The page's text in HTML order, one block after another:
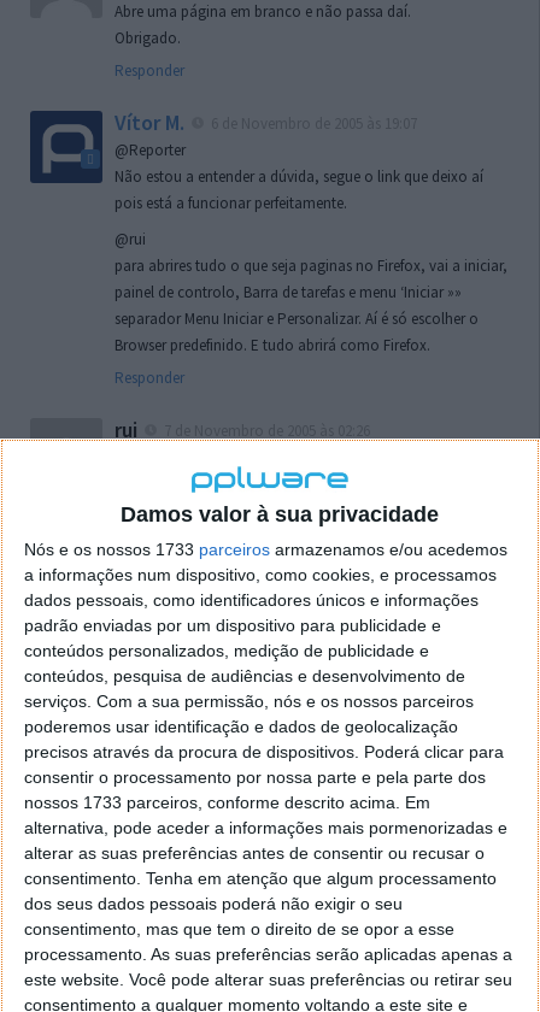
Damos valor à sua privacidade
Nós e os nossos 1733 parceiros armazenamos e/ou acedemos
a informações num dispositivo, como cookies, e processamos
dados pessoais, como identificadores únicos e informações
padrão enviadas por um dispositivo para publicidade e
conteúdos personalizados, medição de publicidade e
conteúdos, pesquisa de audiências e desenvolvimento de
serviços. Com a sua permissão, nós e os nossos parceiros
poderemos usar identificação e dados de geolocalização
precisos através da procura de dispositivos. Poderá clicar para
consentir o processamento por nossa parte e pela parte dos
nossos 1733 parceiros, conforme descrito acima. Em
alternativa, pode aceder a informações mais pormenorizadas e
alterar as suas preferências antes de consentir ou recusar o
consentimento. Tenha em atenção que algum processamento
dos seus dados pessoais poderá não exigir o seu
consentimento, mas que tem o direito de se opor a esse
processamento. As suas preferências serão aplicadas apenas a
este website. Você pode alterar suas preferências ou retirar seu
consentimento a qualquer momento voltando a este site e
Abre uma página em branco e não passa daí.
Obrigado.
Responder
Vítor M.
@Reporter
Não estou a entender a dúvida, segue o link que deixo aí
pois está a funcionar perfeitamente.
@rui
para abrires tudo o que seja paginas no Firefox, vai a iniciar,
painel de controlo, Barra de tarefas e menu ‘Iniciar »»
separador Menu Iniciar e Personalizar. Aí é só escolher o
Browser predefinido. E tudo abrirá como Firefox.
Responder
rui
localizaçao referida n se encontra la nada k me permita por
o firefox como browser predefenido
Ja percorri o painel
tentei apagar o explorer na tentativa de forçar o uso do
firefox mas em vao. Kaso te lembres de outra dica fico
agradecido, caso contrario obrigado a mesma
Responder
Vítor M.
7 de Novembro de 2005 às 01:39
@Reporter
Desculpa mas o link funciona. Seja como for segue por mail
o MSn Messenger 8.
Responder
Vítor M.
@Rui
Tens de encontrar o que te falei. Faz da seguinte maneira,
janela iniciar e no topo dessa janela com o botão direito do
rato faz propriedades. Depois no separador Menu ‘Iniciar’
clica no botão ‘Personalizar’ aí encontrarás no separador